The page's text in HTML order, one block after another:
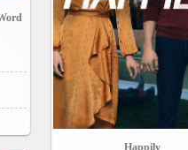
Happily